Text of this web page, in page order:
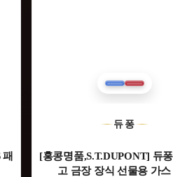
듀퐁
[홍콩명품,S.T.DUPONT] 듀퐁
고 금장 장식 선물용 가스